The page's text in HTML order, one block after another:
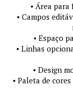
• Área
• Campos
• Espaço
• Linhas
• Design
• Paleta de